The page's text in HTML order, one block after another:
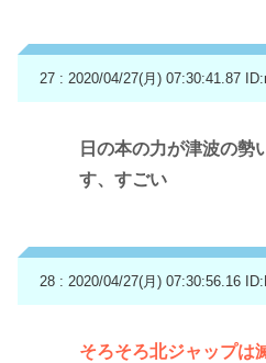
27 : 2020/04/27(月) 07:30:41.87
日の本の力が津波の
す、すごい
28 : 2020/04/27(月) 07:30:56.16
そろそろ北ジャップは